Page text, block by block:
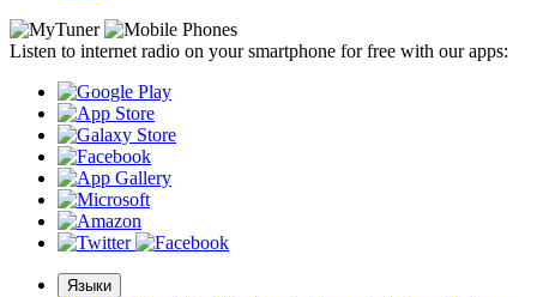
Listen to internet radio on your smartphone for free with our apps:
Языки